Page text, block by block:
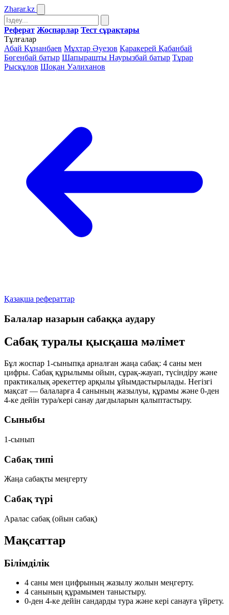
Zharar.kz
Реферат Жоспарлар Тест сұрақтары
Тұлғалар
Абай Құнанбаев Мұхтар Әуезов Қаракерей Қабанбай
Бөгенбай батыр Шапырашты Наурызбай батыр Тұрар
Рысқұлов Шоқан Уәлиханов
Қазақша рефераттар
Балалар назарын сабаққа аудару
Сабақ туралы қысқаша мәлімет
Бұл жоспар 1-сыныпқа арналған жаңа сабақ: 4 саны мен
цифры. Сабақ құрылымы ойын, сұрақ-жауап, түсіндіру және
практикалық әрекеттер арқылы ұйымдастырылады. Негізгі
мақсат — балаларға 4 санының жазылуы, құрамы және 0-ден
4-ке дейін тура/кері санау дағдыларын қалыптастыру.
Сыныбы
1-сынып
Сабақ типі
Жаңа сабақты меңгерту
Сабақ түрі
Аралас сабақ (ойын сабақ)
Мақсаттар
Білімділік
4 саны мен цифрының жазылу жолын меңгерту.
4 санының құрамымен таныстыру.
0-ден 4-ке дейін сандарды тура және кері санауға үйрету.